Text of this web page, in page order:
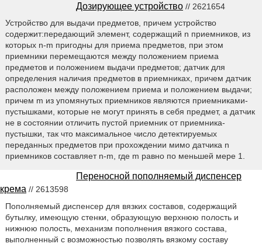
Дозирующее устройство // 2621654
Устройство для выдачи предметов, причем устройство
содержит:передающий элемент, содержащий n приемников, из
которых n-m пригодны для приема предметов, при этом
приемники перемещаются между положением приема
предметов и положением выдачи предметов; датчик для
определения наличия предметов в приемниках, причем датчик
расположен между положением приема и положением выдачи;
причем m из упомянутых приемников являются приемниками-
пустышками, которые не могут принять в себя предмет, а датчик
не в состоянии отличить пустой приемник от приемника-
пустышки, так что максимальное число детектируемых
переданных предметов при прохождении мимо датчика n
приемников составляет n-m, где m равно по меньшей мере 1.
Переносной пополняемый диспенсер
крема // 2613598
Пополняемый диспенсер для вязких составов, содержащий
бутылку, имеющую стенки, образующую верхнюю полость и
нижнюю полость, механизм пополнения вязкого состава,
выполненный с возможностью позволять вязкому составу